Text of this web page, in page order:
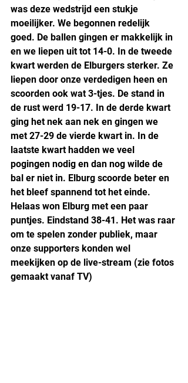
was deze wedstrijd een stukje
moeilijker. We begonnen redelijk
goed. De ballen gingen er makkelijk in
en we liepen uit tot 14-0. In de tweede
kwart werden de Elburgers sterker. Ze
liepen door onze verdedigen heen en
scoorden ook wat 3-tjes. De stand in
de rust werd 19-17. In de derde kwart
ging het nek aan nek en gingen we
met 27-29 de vierde kwart in. In de
laatste kwart hadden we veel
pogingen nodig en dan nog wilde de
bal er niet in. Elburg scoorde beter en
het bleef spannend tot het einde.
Helaas won Elburg met een paar
puntjes. Eindstand 38-41. Het was raar
om te spelen zonder publiek, maar
onze supporters konden wel
meekijken op de live-stream (zie fotos
gemaakt vanaf TV)